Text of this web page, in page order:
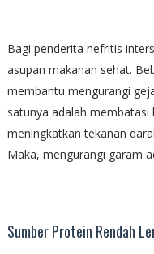
Bagi penderita nefritis
asupan makanan sehat.
membantu mengurangi
satunya adalah
meningkatkan tekanan
Maka, mengurangi garam
Sumber Protein Rendah